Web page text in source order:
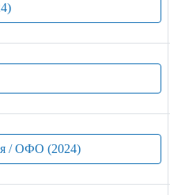
/ ОФО (2024)